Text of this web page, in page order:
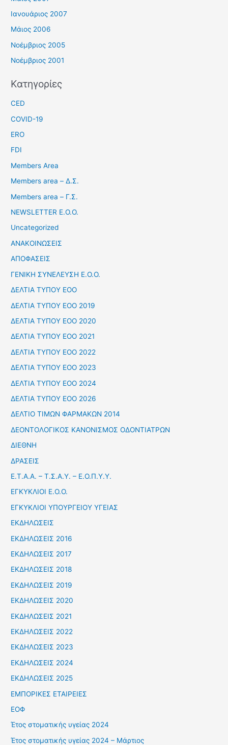
Ιανουάριος 2007
Μάιος 2006
Νοέμβριος 2005
Νοέμβριος 2001
Kατηγορίες
CED
COVID-19
ERO
FDI
Members Area
Members area – Δ.Σ.
Members area – Γ.Σ.
NEWSLETTER Ε.Ο.Ο.
Uncategorized
ΑΝΑΚΟΙΝΩΣΕΙΣ
ΑΠΟΦΑΣΕΙΣ
ΓΕΝΙΚΗ ΣΥΝΕΛΕΥΣΗ Ε.Ο.Ο.
ΔΕΛΤΙΑ ΤΥΠΟΥ ΕΟΟ
ΔΕΛΤΙΑ ΤΥΠΟΥ ΕΟΟ 2019
ΔΕΛΤΙΑ ΤΥΠΟΥ ΕΟΟ 2020
ΔΕΛΤΙΑ ΤΥΠΟΥ ΕΟΟ 2021
ΔΕΛΤΙΑ ΤΥΠΟΥ ΕΟΟ 2022
ΔΕΛΤΙΑ ΤΥΠΟΥ ΕΟΟ 2023
ΔΕΛΤΙΑ ΤΥΠΟΥ ΕΟΟ 2024
ΔΕΛΤΙΑ ΤΥΠΟΥ ΕΟΟ 2026
ΔΕΛΤΙΟ ΤΙΜΩΝ ΦΑΡΜΑΚΩΝ 2014
ΔΕΟΝΤΟΛΟΓΙΚΟΣ ΚΑΝΟΝΙΣΜΟΣ ΟΔΟΝΤΙΑΤΡΩΝ
ΔΙΕΘΝΗ
ΔΡΑΣΕΙΣ
Ε.Τ.Α.Α. – Τ.Σ.Α.Υ. – Ε.Ο.Π.Υ.Υ.
ΕΓΚΥΚΛΙΟΙ Ε.Ο.Ο.
ΕΓΚΥΚΛΙΟΙ ΥΠΟΥΡΓΕΙΟΥ ΥΓΕΙΑΣ
ΕΚΔΗΛΩΣΕΙΣ
ΕΚΔΗΛΩΣΕΙΣ 2016
ΕΚΔΗΛΩΣΕΙΣ 2017
ΕΚΔΗΛΩΣΕΙΣ 2018
ΕΚΔΗΛΩΣΕΙΣ 2019
ΕΚΔΗΛΩΣΕΙΣ 2020
ΕΚΔΗΛΩΣΕΙΣ 2021
ΕΚΔΗΛΩΣΕΙΣ 2022
ΕΚΔΗΛΩΣΕΙΣ 2023
ΕΚΔΗΛΩΣΕΙΣ 2024
ΕΚΔΗΛΩΣΕΙΣ 2025
ΕΜΠΟΡΙΚΕΣ ΕΤΑΙΡΕΙΕΣ
ΕΟΦ
Έτος στοματικής υγείας 2024
Έτος στοματικής υγείας 2024 – Μάρτιος